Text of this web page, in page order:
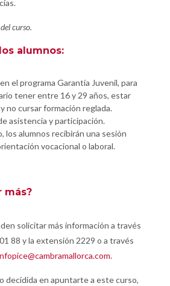
curso.
alumnos:
el programa Garantía Juvenil, para
tener entre 16 y 29 años, estar
no cursar formación reglada.
asistencia y participación.
los alumnos recibirán una sesión
vocacional o laboral.
más?
solicitar más información a través
88 y la extensión 2229 o a través
decidida en apuntarte a este curso,